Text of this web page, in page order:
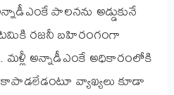
పాలనను అడ్డుకునే
రజనీ బహిరంగంగా
మళ్లీ అన్నాడీఎంకే అధికారంలోకి
కాపాడలేడంటూ వ్యాఖ్యలు కూడా